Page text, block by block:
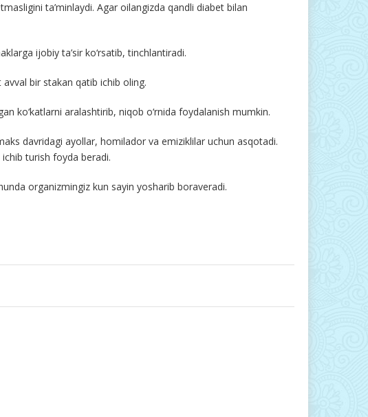
ta’minlaydi. Agar oilangizda qandli diabet bilan
ijobiy ta’sir ko‘rsatib, tinchlantiradi.
bir stakan qatib ichib oling.
ko‘katlarni aralashtirib, niqob o‘rnida foydalanish mumkin.
davridagi ayollar, homilador va emiziklilar uchun asqotadi.
turish foyda beradi.
organizmingiz kun sayin yosharib boraveradi.